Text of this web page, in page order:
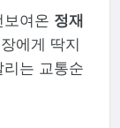
여온 정재
에게 딱지
는 교통순